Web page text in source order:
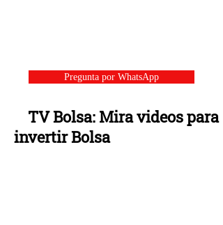
Pregunta por WhatsApp
TV Bolsa: Mira videos para
invertir Bolsa